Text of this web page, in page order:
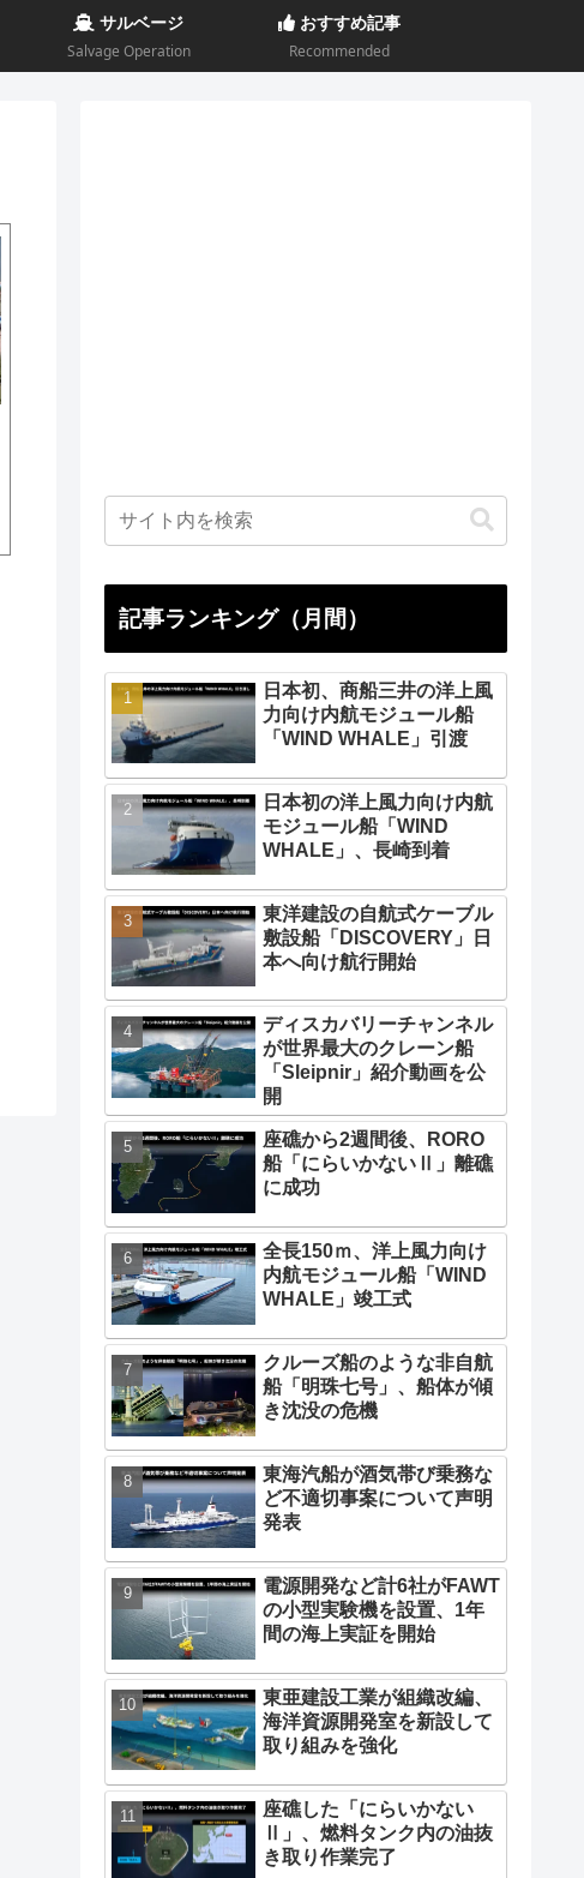
サルベージ
Salvage Operation
おすすめ記事
Recommended
記事ランキング（月間）
日本初、商船三井の洋上風
力向け内航モジュール船
「WIND WHALE」引渡
日本初の洋上風力向け内航
モジュール船「WIND
WHALE」、長崎到着
東洋建設の自航式ケーブル
敷設船「DISCOVERY」日
本へ向け航行開始
ディスカバリーチャンネル
が世界最大のクレーン船
「Sleipnir」紹介動画を公
開
座礁から2週間後、RORO
船「にらいかないⅡ」離礁
に成功
全長150ｍ、洋上風力向け
内航モジュール船「WIND
WHALE」竣工式
クルーズ船のような非自航
船「明珠七号」、船体が傾
き沈没の危機
東海汽船が酒気帯び乗務な
ど不適切事案について声明
発表
電源開発など計6社がFAWT
の小型実験機を設置、1年
間の海上実証を開始
東亜建設工業が組織改編、
海洋資源開発室を新設して
取り組みを強化
座礁した「にらいかない
Ⅱ」、燃料タンク内の油抜
き取り作業完了